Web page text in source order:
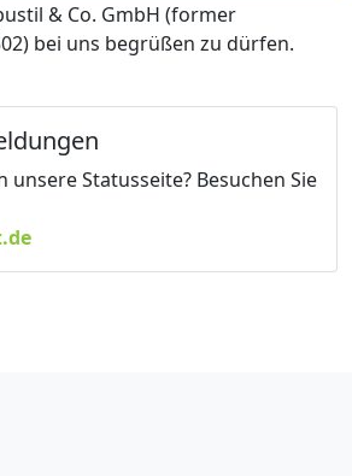
& Co. GmbH (former
bei uns begrüßen zu dürfen.
unsere Statusseite? Besuchen Sie